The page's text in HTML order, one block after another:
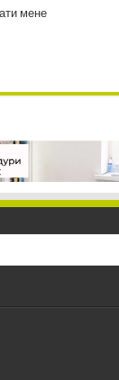
мене